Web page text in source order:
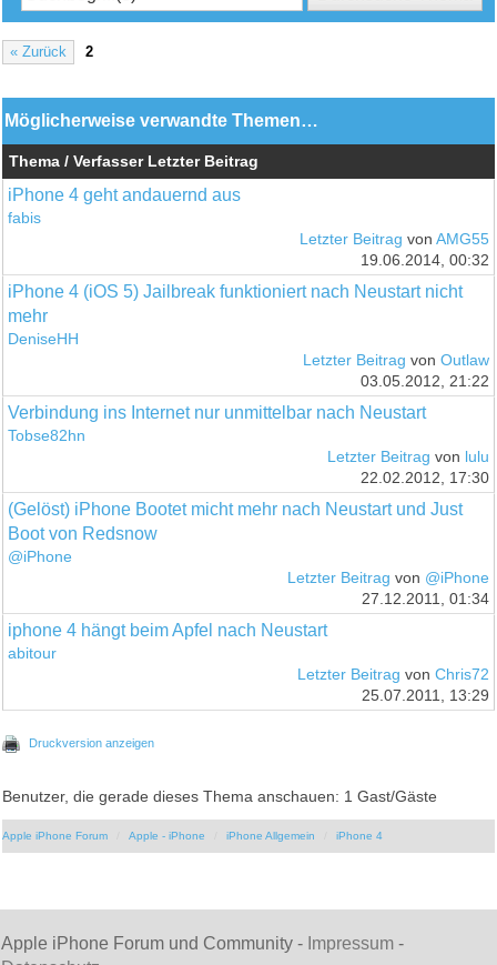
« Zurück 2
Möglicherweise verwandte Themen…
Thema / Verfasser Letzter Beitrag
iPhone 4 geht andauernd aus
fabis
Letzter Beitrag von AMG55
19.06.2014, 00:32
iPhone 4 (iOS 5) Jailbreak funktioniert nach Neustart nicht
mehr
DeniseHH
Letzter Beitrag von Outlaw
03.05.2012, 21:22
Verbindung ins Internet nur unmittelbar nach Neustart
Tobse82hn
Letzter Beitrag von lulu
22.02.2012, 17:30
(Gelöst) iPhone Bootet micht mehr nach Neustart und Just
Boot von Redsnow
@iPhone
Letzter Beitrag von @iPhone
27.12.2011, 01:34
iphone 4 hängt beim Apfel nach Neustart
abitour
Letzter Beitrag von Chris72
25.07.2011, 13:29
Druckversion anzeigen
Benutzer, die gerade dieses Thema anschauen: 1 Gast/Gäste
Apple iPhone Forum Apple - iPhone iPhone Allgemein iPhone 4
Apple iPhone Forum und Community - Impressum -